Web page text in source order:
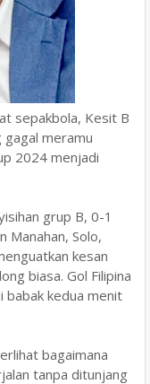
sepakbola, Kesit B
gagal meramu
2024 menjadi
grup B, 0-1
Manahan, Solo,
kesan
biasa. Gol Filipina
babak kedua menit
bagaimana
tanpa ditunjang